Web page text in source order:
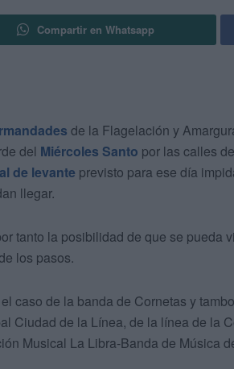
Compartir en Whatsapp
de la Flagelación y
del Miércoles Santo por las calles
de levante previsto para ese día
llegar.
tanto la posibilidad de que se pueda
los pasos.
caso de la banda de Cornetas y
Ciudad de la Línea, de la línea de la
Musical La Libra-Banda de Música